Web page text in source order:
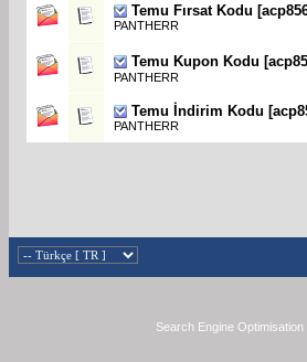
Temu Fırsat Kodu
PANTHERR
Temu Kupon Kodu
PANTHERR
Temu İndirim Kodu
PANTHERR
Search Engine